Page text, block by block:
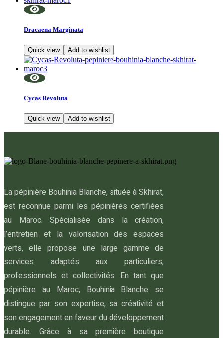
Dracaena Marginata
Quick view Add to wishlist
Cycas Revoluta
Quick view Add to wishlist
La pépinière Bouhinia Blanche, située à Skhirat,
est reconnue parmi les pépinières certifiées
au Maroc. Spécialisée dans la création,
l’entretien et la valorisation des espaces
verts, elle propose une large gamme de
services adaptés aux particuliers,
professionnels et collectivités. En tant que
pépinière au Maroc, Bouhinia Blanche se
distingue par son expertise, sa créativité et
son engagement en faveur du développement
durable. Grâce à sa première boutique